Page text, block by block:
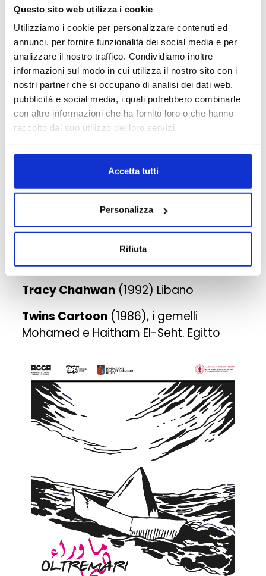
Questo sito web utilizza i cookie
Utilizziamo i cookie per personalizzare contenuti ed
annunci, per fornire funzionalità dei social media e per
analizzare il nostro traffico. Condividiamo inoltre
informazioni sul modo in cui utilizza il nostro sito con i
nostri partner che si occupano di analisi dei dati web,
pubblicità e social media, i quali potrebbero combinarle
con altre informazioni che ha fornito loro o che hanno
raccolto dal suo utilizzo dei loro servizi.
Accetta tutti
Personalizza
Rifiuta
prendendo le mosse sia dalle coste
tunisine, egiziane e libanesi, sia da
oltreoceano tramite artisti della
diaspora araba negli U.S.A., per
approdare a Jesi, città natale di
Federico II, protagonista dello scambio
tra le due sponde del Mediterraneo. Per
riscrivere e ridisegnare insieme una
storia di attraversamenti multipli, liberi
e reciproci.
Gli autori in mostra
Deena Mohamed(1995) Egitto
Ganzeer(1982) USA-Egitto
Issam Smiri(1987) Tunisia
Tracy Chahwan (1992) Libano
Twins Cartoon (1986), i gemelli
Mohamed e Haitham El-Seht. Egitto